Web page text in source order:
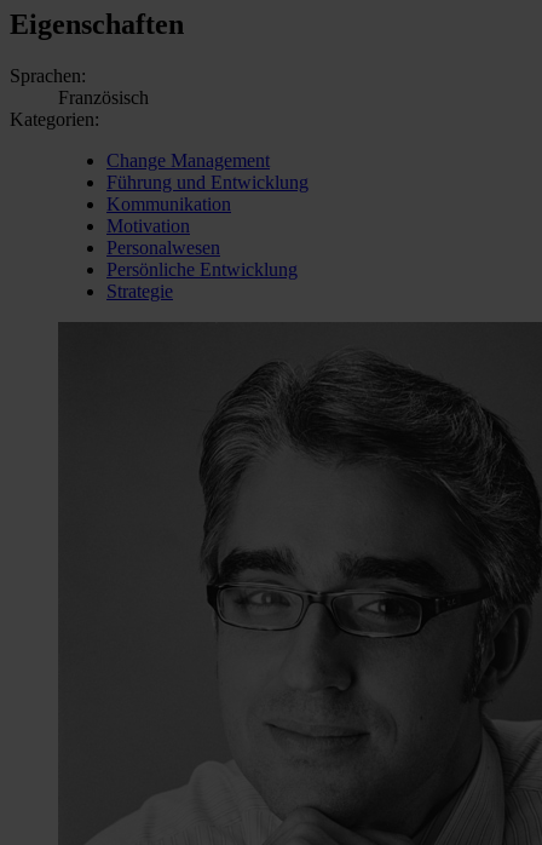
Eigenschaften
Sprachen:
Französisch
Kategorien:
Change Management
Führung und Entwicklung
Kommunikation
Motivation
Personalwesen
Persönliche Entwicklung
Strategie